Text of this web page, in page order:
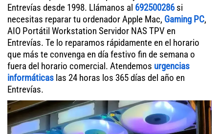
Entrevías desde 1998. Llámanos al 692500286si
necesitas reparar tu ordenador Apple Mac, Gaming PC,
AIO Portátil Workstation Servidor NAS TPV en
Entrevías. Te lo reparamos rápidamente en el horario
que más te convenga en día festivo fin de semana o
fuera del horario comercial. Atendemos urgencias
informáticas las 24 horas los 365 días del año en
Entrevías.